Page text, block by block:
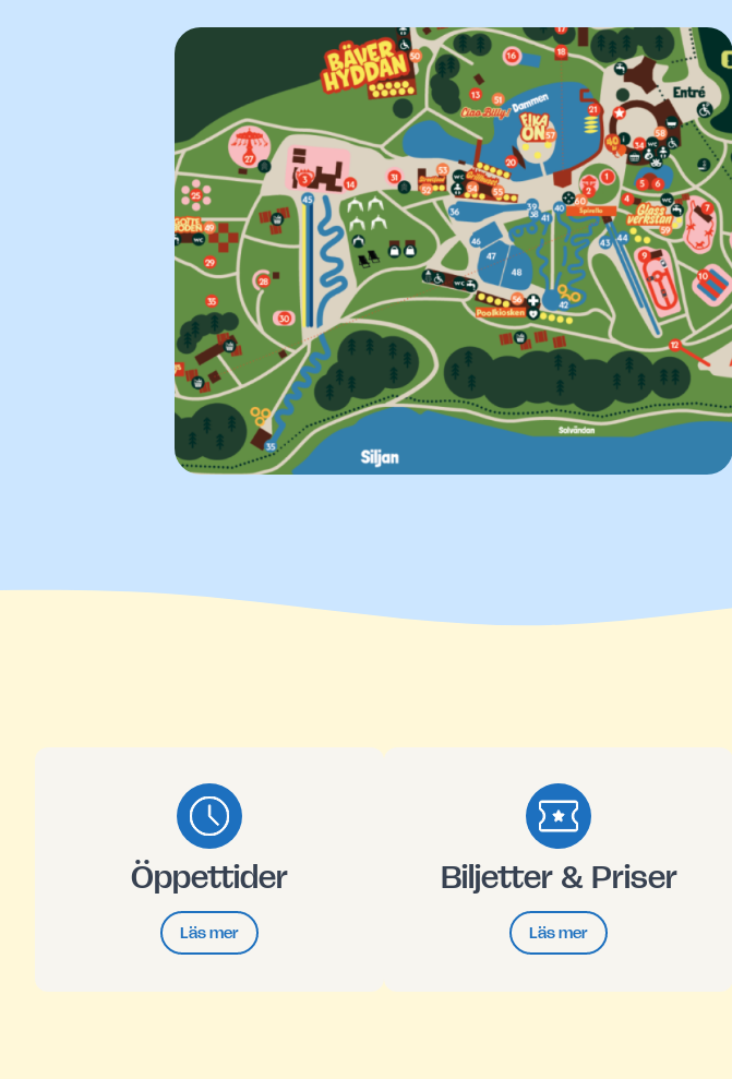
Öppettider
Läs mer
Biljetter & Priser
Läs mer